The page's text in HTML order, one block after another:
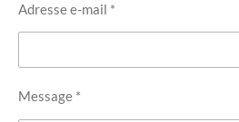
Adresse e-mail *
Message *